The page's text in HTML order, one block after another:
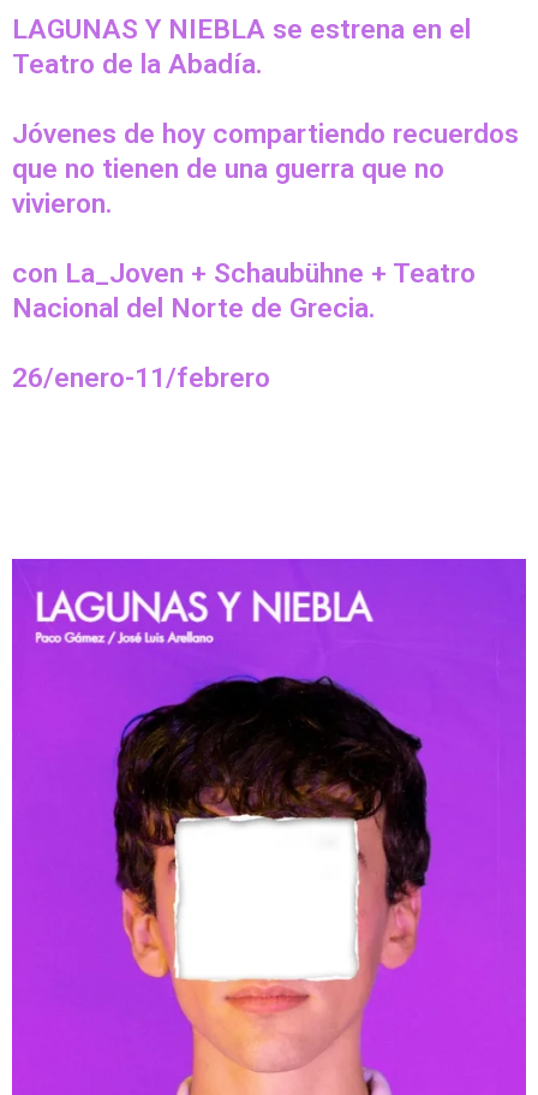
LAGUNAS Y NIEBLA se estrena en el
Teatro de la Abadía.
Jóvenes de hoy compartiendo recuerdos
que no tienen de una guerra que no
vivieron.
con La_Joven + Schaubühne + Teatro
Nacional del Norte de Grecia.
26/enero-11/febrero